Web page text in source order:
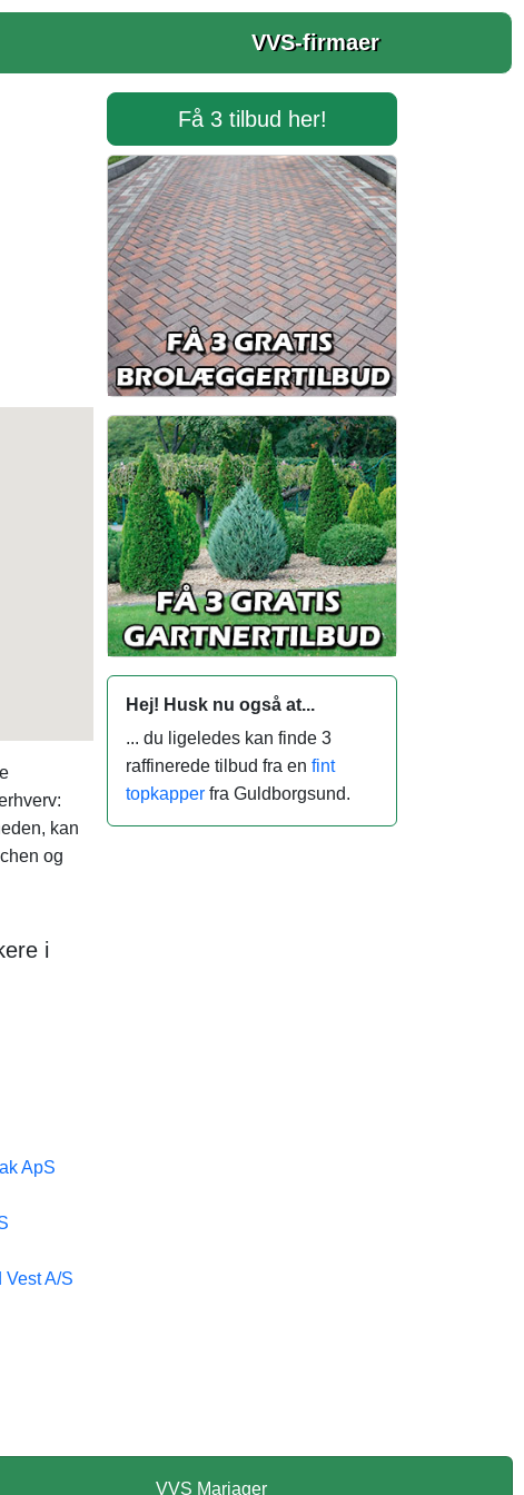
VVS-firmaer
kan
og
i
ApS
A/S
Få 3 tilbud her!
Hej! Husk nu også at...
... du ligeledes kan finde 3
raffinerede tilbud fra en fint
topkapper fra Guldborgsund.
VVS Mariager